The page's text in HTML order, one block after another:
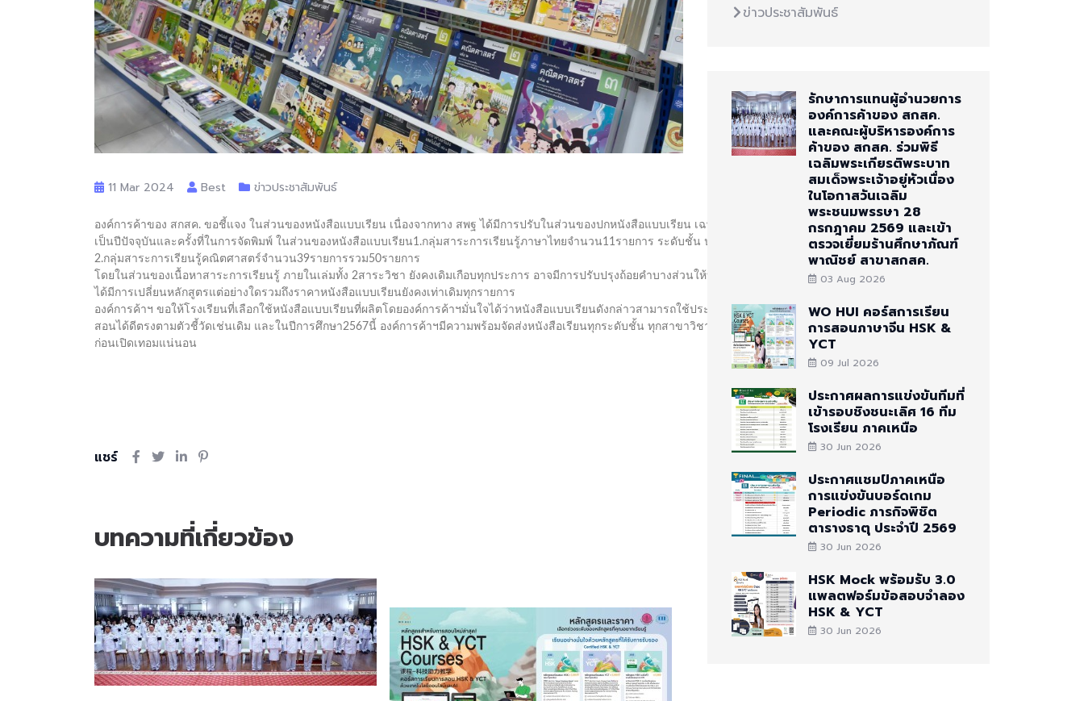
11 Mar 2024 Best ข่าวประชาสัมพันธ์
องค์การค้าของ สกสค. ขอชี้แจง ในส่วนของหนังสือแบบเรียน เนื่องจากทาง สพฐ ได้มีการปรับในส่วนของปกหนังสือแบบเรียน เฉพาะปี พ.ศ.จากเดิมให้
เป็นปีปัจจุบันและครั้งที่ในการจัดพิมพ์ ในส่วนของหนังสือแบบเรียน1.กลุ่มสาระการเรียนรู้ภาษาไทยจำนวน11รายการ ระดับชั้น ป.1,ป.4และม.1,ม.4
2.กลุ่มสาระการเรียนรู้คณิตศาสตร์จำนวน39รายการรวม50รายการ
โดยในส่วนของเนื้อหาสาระการเรียนรู้ ภายในเล่มทั้ง 2สาระวิชา ยังคงเดิมเกือบทุกประการ อาจมีการปรับปรุงถ้อยคำบางส่วนให้ทันสมัยเล็กน้อย ไม่
ได้มีการเปลี่ยนหลักสูตรแต่อย่างใดรวมถึงราคาหนังสือแบบเรียนยังคงเท่าเดิมทุกรายการ
องค์การค้าฯ ขอให้โรงเรียนที่เลือกใช้หนังสือแบบเรียนที่ผลิตโดยองค์การค้าฯมั่นใจได้ว่าหนังสือแบบเรียนดังกล่าวสามารถใช้ประกอบการเรียนการ
สอนได้ดีตรงตามตัวชี้วัดเช่นเดิม และในปีการศึกษา2567นี้ องค์การค้าฯมีความพร้อมจัดส่งหนังสือเรียนทุกระดับชั้น ทุกสาขาวิชาถึงโรงเรียนได้ทัน
ก่อนเปิดเทอมแน่นอน
แชร์
บทความที่เกี่ยวข้อง
ข่าวประชาสัมพันธ์
รักษาการแทนผู้อำนวยการ
องค์การค้าของ สกสค.
และคณะผู้บริหารองค์การ
ค้าของ สกสค. ร่วมพิธี
เฉลิมพระเกียรติพระบาท
สมเด็จพระเจ้าอยู่หัวเนื่อง
ในโอกาสวันเฉลิม
พระชนมพรรษา 28
กรกฎาคม 2569 และเข้า
ตรวจเยี่ยมร้านศึกษาภัณฑ์
พาณิชย์ สาขาสกสค.
03 Aug 2026
WO HUI คอร์สการเรียน
การสอนภาษาจีน HSK &
YCT
09 Jul 2026
ประกาศผลการแข่งขันทีมที่
เข้ารอบชิงชนะเลิศ 16 ทีม
โรงเรียน ภาคเหนือ
30 Jun 2026
ประกาศแชมป์ภาคเหนือ
การแข่งขันบอร์ดเกม
Periodic ภารกิจพิชิต
ตารางธาตุ ประจำปี 2569
30 Jun 2026
HSK Mock พร้อมรับ 3.0
แพลตฟอร์มข้อสอบจำลอง
HSK & YCT
30 Jun 2026